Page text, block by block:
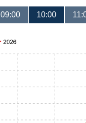
09:00 10:00